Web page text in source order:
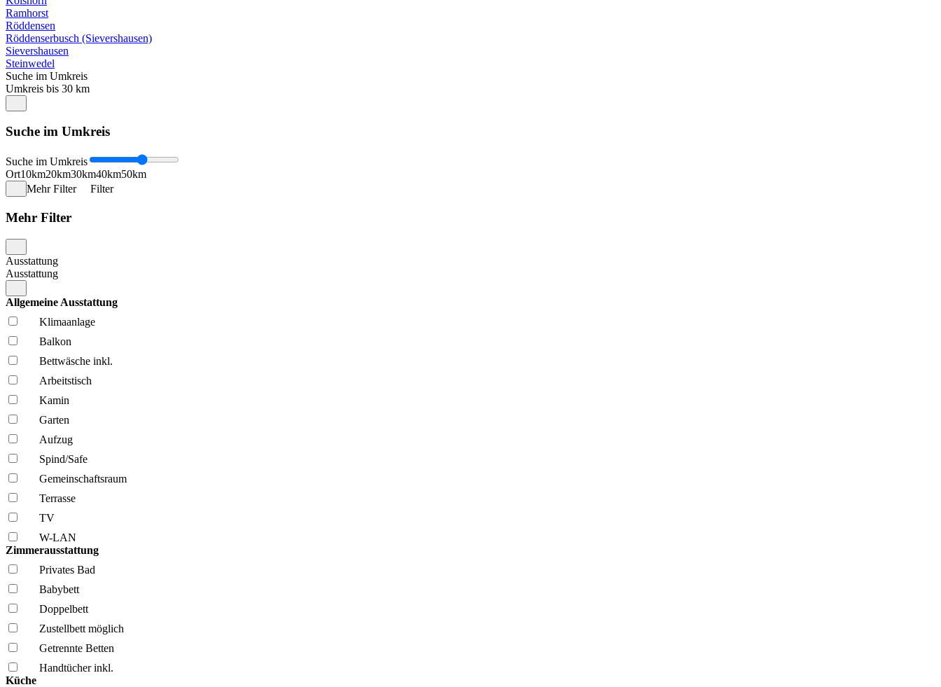
Ramhorst
Röddensen
Röddenserbusch (Sievershausen)
Sievershausen
Steinwedel
Suche im Umkreis
Umkreis bis 30 km
Suche im Umkreis
Suche im Umkreis
Ort10km20km30km40km50km
Mehr Filter
Filter
Mehr Filter
Ausstattung
Ausstattung
Allgemeine Ausstattung
Klima­anlage
Balkon
Bettwäsche inkl.
Arbeitstisch
Kamin
Garten
Aufzug
Spind/Safe
Gemeinschafts­raum
Terrasse
TV
W-LAN
Zimmerausstattung
Privates Bad
Babybett
Doppelbett
Zustellbett möglich
Getrennte Betten
Handtücher inkl.
Küche